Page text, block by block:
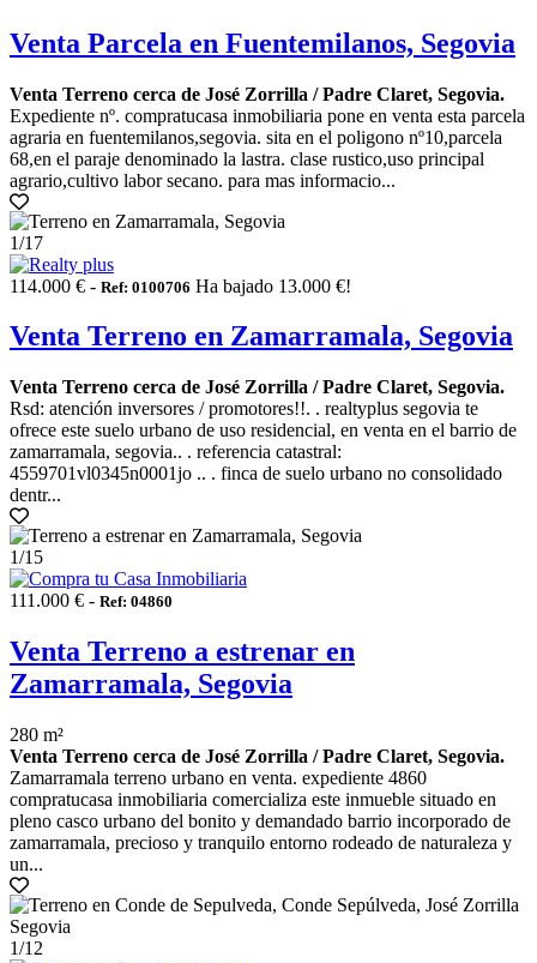
Venta Parcela en Fuentemilanos, Segovia
Venta Terreno cerca de José Zorrilla / Padre Claret, Segovia.
Expediente nº. compratucasa inmobiliaria pone en venta esta parcela
agraria en fuentemilanos,segovia. sita en el poligono nº10,parcela
68,en el paraje denominado la lastra. clase rustico,uso principal
agrario,cultivo labor secano. para mas informacio...
1/17
114.000 € - Ref: 0100706 Ha bajado 13.000 €!
Venta Terreno en Zamarramala, Segovia
Venta Terreno cerca de José Zorrilla / Padre Claret, Segovia.
Rsd: atención inversores / promotores!!. . realtyplus segovia te
ofrece este suelo urbano de uso residencial, en venta en el barrio de
zamarramala, segovia.. . referencia catastral:
4559701vl0345n0001jo .. . finca de suelo urbano no consolidado
dentr...
1/15
111.000 € - Ref: 04860
Venta Terreno a estrenar en
Zamarramala, Segovia
280 m²
Venta Terreno cerca de José Zorrilla / Padre Claret, Segovia.
Zamarramala terreno urbano en venta. expediente 4860
compratucasa inmobiliaria comercializa este inmueble situado en
pleno casco urbano del bonito y demandado barrio incorporado de
zamarramala, precioso y tranquilo entorno rodeado de naturaleza y
un...
1/12